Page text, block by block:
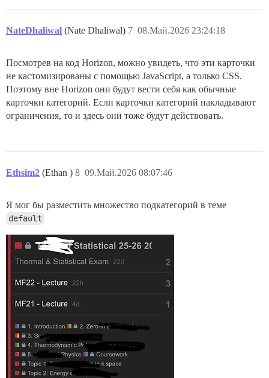
NateDhaliwal (Nate Dhaliwal) 08.Май.2026 23:24:18
7
Посмотрев на код Horizon, можно увидеть, что эти карточки
не кастомизированы с помощью JavaScript, а только CSS.
Поэтому вне Horizon они будут вести себя как обычные
карточки категорий. Если карточки категорий накладывают
ограничения, то и здесь они тоже будут действовать.
Ethsim2 (Ethan ) 09.Май.2026 08:07:46
8
Я мог бы разместить множество подкатегорий в теме
default